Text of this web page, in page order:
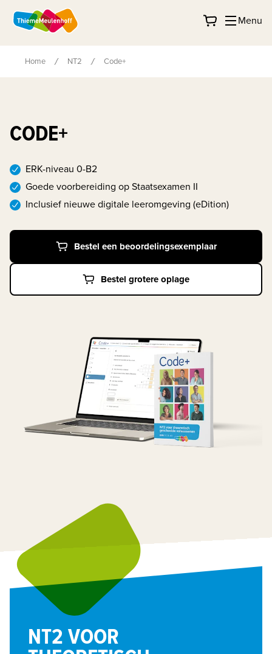
Menu
Home NT2 Code+
CODE+
ERK-niveau 0-B2
Goede voorbereiding op Staatsexamen II
Inclusief nieuwe digitale leeromgeving (eDition)
Bestel een beoordelingsexemplaar
Bestel grotere oplage
NT2 VOOR